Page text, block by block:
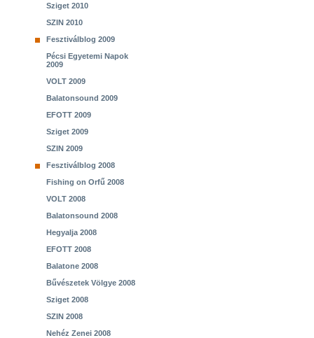
Sziget 2010
SZIN 2010
Fesztiválblog 2009
Pécsi Egyetemi Napok
2009
VOLT 2009
Balatonsound 2009
EFOTT 2009
Sziget 2009
SZIN 2009
Fesztiválblog 2008
Fishing on Orfű 2008
VOLT 2008
Balatonsound 2008
Hegyalja 2008
EFOTT 2008
Balatone 2008
Bűvészetek Völgye 2008
Sziget 2008
SZIN 2008
Nehéz Zenei 2008